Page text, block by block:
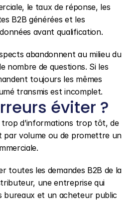
le taux de réponse, les
B2B générées et les
avant qualification.
abandonnent au milieu du
nombre de questions. Si les
toujours les mêmes
transmis est incomplet.
éviter ?
trop d’informations trop tôt, de
par volume ou de promettre un
toutes les demandes B2B de la
une entreprise qui
bureaux et un acheteur public